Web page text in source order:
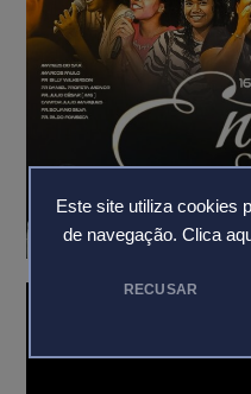
Este site utiliza cookies
de navegação. Clica
RECUSAR